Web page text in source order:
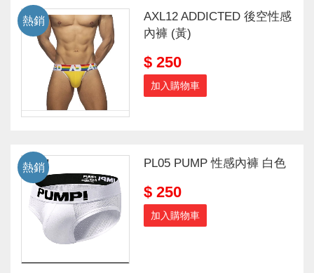
AXL12 ADDICTED 後空性感
內褲 (黃)
$ 250
加入購物車
熱銷
PL05 PUMP 性感內褲 白色
$ 250
加入購物車
熱銷